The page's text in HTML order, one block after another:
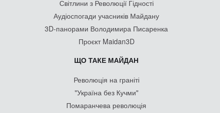
Світлини з Революції Гідності
Аудіоспогади учасників Майдану
3D-панорами Володимира Писаренка
Проєкт Maidan3D
ЩО ТАКЕ МАЙДАН
Революція на граніті
"Україна без Кучми"
Помаранчева революція